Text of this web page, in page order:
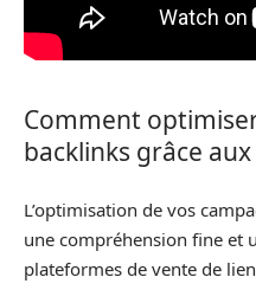
Comment
backlinks grâce
L’optimisation de vos
une compréhension fine et
plateformes de vente de